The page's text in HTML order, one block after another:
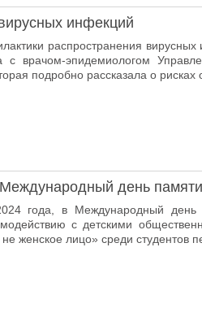
инфекций
распространения
с врачом-эпидемиологом
подробно рассказала о
день
года, в Международный
с детскими
женское лицо» среди студентов